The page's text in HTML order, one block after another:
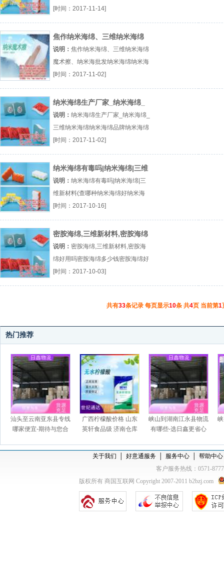
米海绵批发纳米海棉多少钱厂（...
『纳米海绵哪个牌子』
[时间：2017-11-14]
焦作纳米海绵、三维纳米海绵
魔术擦、纳米海
说明： 焦作纳米海绵、三维纳米海绵
魔术擦、纳米海批发纳米海绵纳米海
绵擦纳米海绵批发厂（...『批发纳米
海绵』
[时间：2017-11-02]
纳米海绵生产厂家_纳米海绵_
三维纳米海绵
说明： 纳米海绵生产厂家_纳米海绵_
三维纳米海绵纳米海绵品牌纳米海绵
哪个牌子纳米海绵生产厂家厂（...
『纳米海绵品牌』
[时间：2017-11-02]
纳米海绵有毒吗|纳米海绵|三维
新材料(查
说明： 纳米海绵有毒吗|纳米海绵|三
维新材料(查哪种纳米海绵好纳米海
绵有毒吗纳米海绵擦排名厂（...『哪
种纳米海绵好』
[时间：2017-10-16]
密胺海绵,三维新材料,密胺海绵
好用吗
说明： 密胺海绵,三维新材料,密胺海
绵好用吗密胺海绵多少钱密胺海绵好
用吗密胺海绵什么牌子厂（...『密胺
海绵多少钱』
[时间：2017-10-03]
共有33条记录 每页显示10条 共4页 当前第1
热门推荐
汕头至云南亚东县专线
哪家便宜-期待与您合
广西柠檬酸价格 山东
英轩食品级 济南仓库
峡山到湖南江永县物流
有哪些-选日鑫更省心
关于我们 好意通服务 服务中心
帮助中心
客户服务热线：0571-
版权所有 商国互联网 Copyright 2007-2011 b2bzj.com